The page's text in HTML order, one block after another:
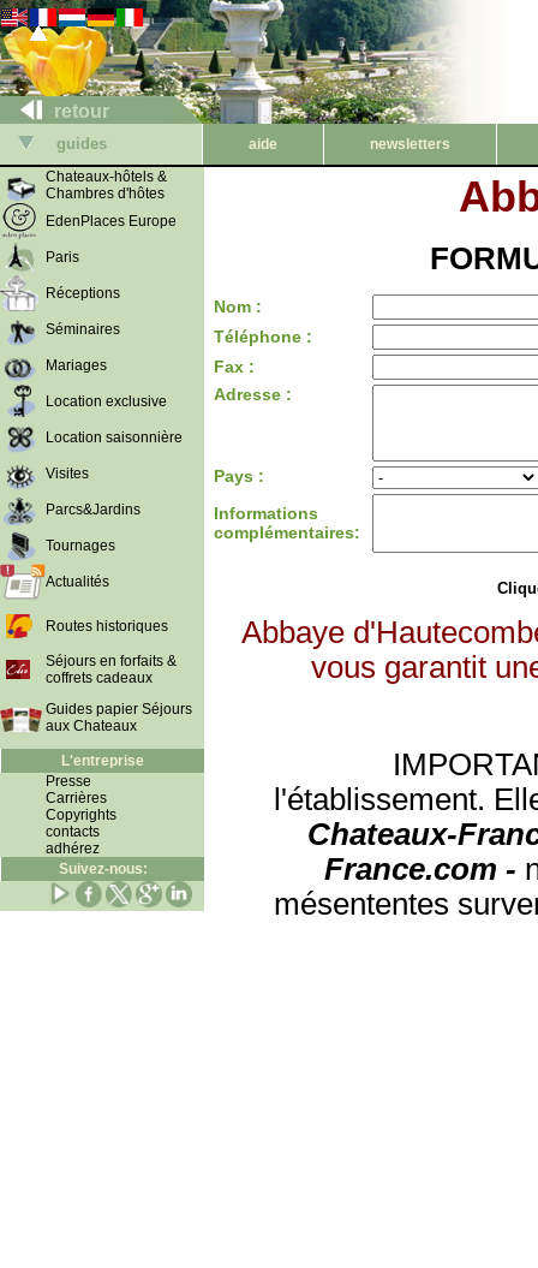
retour
guides aide
newsletters
Chateaux-hôtels &
Chambres d'hôtes
EdenPlaces Europe
Paris
Réceptions
Séminaires
Mariages
Location exclusive
Location saisonnière
Visites
Parcs&Jardins
Tournages
Actualités
Routes historiques
Séjours en forfaits &
coffrets cadeaux
Guides papier Séjours
aux Chateaux
L'entreprise
Presse
Carrières
Copyrights
contacts
adhérez
Suivez-nous:
Nom :
Téléphone :
Fax :
Adresse :
Pays :
Informations
complémentaires:
Abbaye
vous garantit
l'établissement.
Chateaux-
France.com -
mésententes